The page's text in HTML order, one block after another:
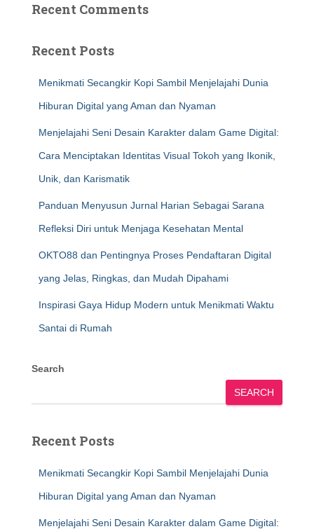
Recent Comments
Recent Posts
Menikmati Secangkir Kopi Sambil Menjelajahi Dunia
Hiburan Digital yang Aman dan Nyaman
Menjelajahi Seni Desain Karakter dalam Game Digital:
Cara Menciptakan Identitas Visual Tokoh yang Ikonik,
Unik, dan Karismatik
Panduan Menyusun Jurnal Harian Sebagai Sarana
Refleksi Diri untuk Menjaga Kesehatan Mental
OKTO88 dan Pentingnya Proses Pendaftaran Digital
yang Jelas, Ringkas, dan Mudah Dipahami
Inspirasi Gaya Hidup Modern untuk Menikmati Waktu
Santai di Rumah
Search
SEARCH
Recent Posts
Menikmati Secangkir Kopi Sambil Menjelajahi Dunia
Hiburan Digital yang Aman dan Nyaman
Menjelajahi Seni Desain Karakter dalam Game Digital: